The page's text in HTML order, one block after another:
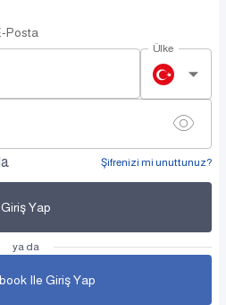
Posta
Ülke
Şifrenizi mi unuttunuz?
Giriş Yap
ya da
Ile Giriş Yap